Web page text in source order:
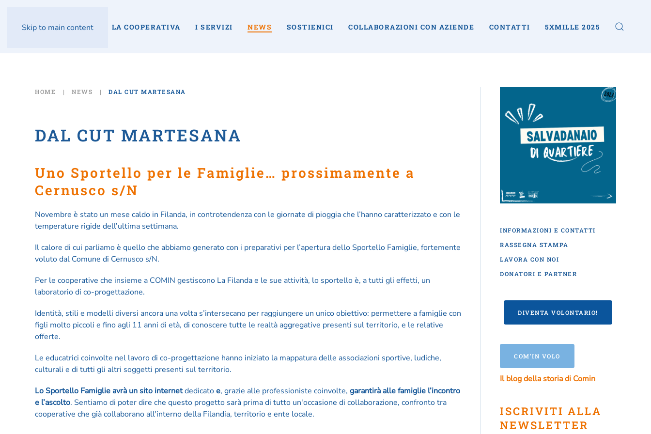
Skip to main content LA COOPERATIVA I SERVIZI NEWS SOSTIENICI COLLABORAZIONI CON AZIENDE CONTATTI 5XMILLE 2025
HOME NEWS DAL CUT MARTESANA
DAL CUT MARTESANA
Uno Sportello per le Famiglie… prossimamente a
Cernusco s/N
Novembre è stato un mese caldo in Filanda, in controtendenza con le giornate di pioggia che l’hanno caratterizzato e con le
temperature rigide dell’ultima settimana.
Il calore di cui parliamo è quello che abbiamo generato con i preparativi per l’apertura dello Sportello Famiglie, fortemente
voluto dal Comune di Cernusco s/N.
Per le cooperative che insieme a COMIN gestiscono La Filanda e le sue attività, lo sportello è, a tutti gli effetti, un
laboratorio di co-progettazione.
Identità, stili e modelli diversi ancora una volta s’intersecano per raggiungere un unico obiettivo: permettere a famiglie con
figli molto piccoli e fino agli 11 anni di età, di conoscere tutte le realtà aggregative presenti sul territorio, e le relative
offerte.
Le educatrici coinvolte nel lavoro di co-progettazione hanno iniziato la mappatura delle associazioni sportive, ludiche,
culturali e di tutti gli altri soggetti presenti sul territorio.
Lo Sportello Famiglie avrà un sito internetdedicatoe, grazie alle professioniste coinvolte, garantirà alle famiglie l’incontro
e l’ascolto. Sentiamo di poter dire che questo progetto sarà prima di tutto un'occasione di collaborazione, confronto tra
cooperative che già collaborano all'interno della Filandia, territorio e ente locale.
INFORMAZIONI E CONTATTI
RASSEGNA STAMPA
LAVORA CON NOI
DONATORI E PARTNER
DIVENTA VOLONTARIO!
COM'IN VOLO
Il blog della storia di Comin
ISCRIVITI ALLA
NEWSLETTER